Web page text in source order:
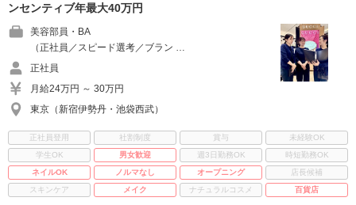
ンセンティブ年最大40万円
美容部員・BA
（正社員／スピード選考／ブラン …
正社員
月給24万円 ～ 30万円
東京（新宿伊勢丹・池袋西武）
正社員登用 社割制度 賞与
未経験OK
学生OK
男女歓迎 週3日勤務OK
時短勤務OK
ネイルOK
ノルマなし オープニング
店長候補
スキンケア
メイク ナチュラルコスメ 百貨店